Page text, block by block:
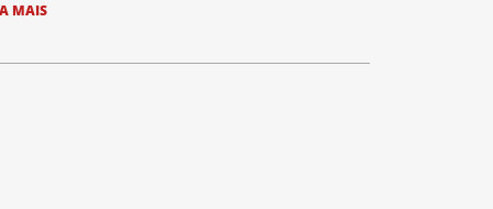
MAIS